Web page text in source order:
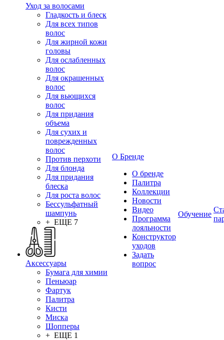
Уход за волосами
Гладкость и блеск
Для всех типов
волос
Для жирной кожи
головы
Для ослабленных
волос
Для окрашенных
волос
Для вьющихся
волос
Для придания
объема
Для сухих и
поврежденных
волос
Против перхоти
Для блонда
Для придания
блеска
Для роста волос
Бессульфатный
шампунь
+ ЕЩЕ 7
Аксессуары
Бумага для химии
Пеньюар
Фартук
Палитра
Кисти
Миска
Шопперы
+ ЕЩЕ 1
О Бренде
О бренде
Палитра
Коллекции
Новости
Видео
Программа
лояльности
Конструктор
уходов
Задать
вопрос
Обучение